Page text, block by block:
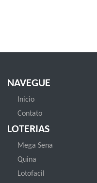
NAVEGUE
Inicio
Contato
LOTERIAS
Mega Sena
Quina
Lotofacil